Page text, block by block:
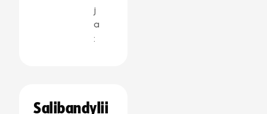
j
a
:
Salibandylii